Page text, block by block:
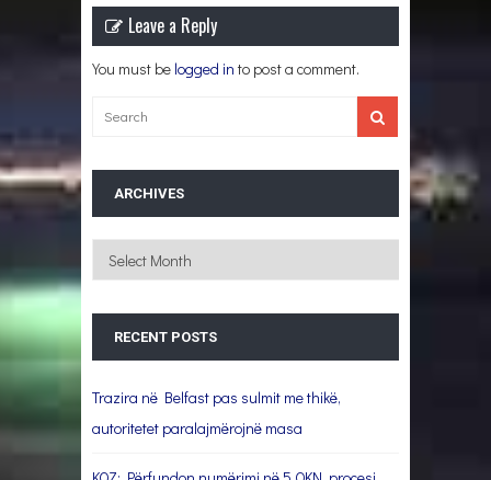
Leave a Reply
You must be logged in to post a comment.
ARCHIVES
Archives
RECENT POSTS
Trazira në Belfast pas sulmit me thikë,
autoritetet paralajmërojnë masa